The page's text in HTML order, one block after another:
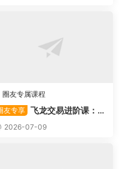
圈友专属课程
友专享 飞龙交易进阶课：共
战法
2026-07-09